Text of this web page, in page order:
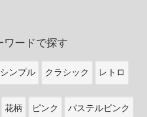
ワードで探す
シンプル クラシック レトロ
花柄 ピンク パステルピンク